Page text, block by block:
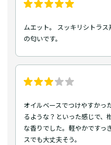
ムエット。 スッキリシトラ
の匂いです。
オイルベースでつけやすかっ
るような？といった感じで、
な香りでした。軽やかですっ
スでも大丈夫そう。